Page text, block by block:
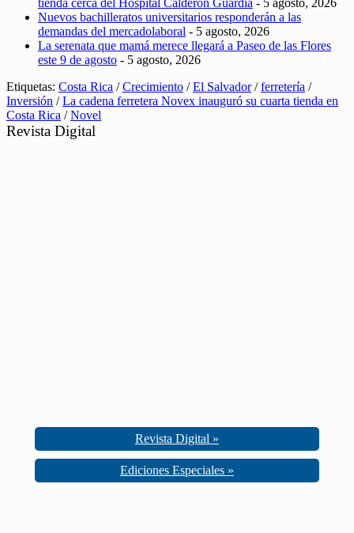
Nuevos bachilleratos universitarios responderán a las
demandas del mercadolaboral - 5 agosto, 2026
La serenata que mamá merece llegará a Paseo de las Flores
este 9 de agosto - 5 agosto, 2026
Etiquetas: Costa Rica /Crecimiento /El Salvador/ferretería /
Inversión /La cadena ferretera Novex inauguró su cuarta tienda en
Costa Rica /Novel
Revista Digital
Revista Digital »
Ediciones Especiales »